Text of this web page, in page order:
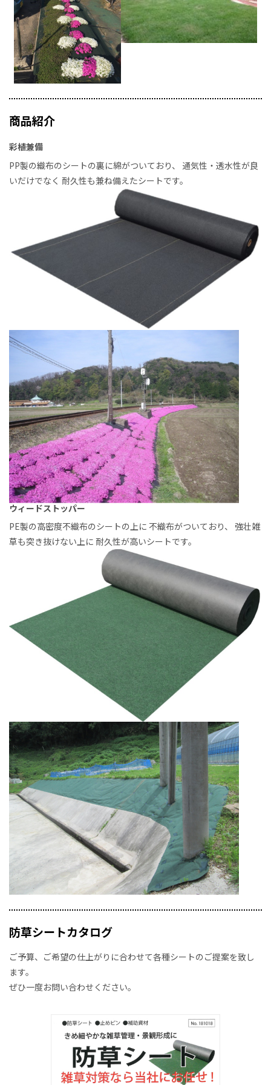
商品紹介
彩植兼備
PP製の織布のシートの裏に綿がついており、
通気性・透水性が良
いだけでなく 耐久性も兼ね備えたシートです。
ウィードストッパー
PE製の高密度不織布のシートの上に 不織布がついており、
強壮雑
草も突き抜けない上に 耐久性が高いシートです。
防草シートカタログ
ご予算、ご希望の仕上がりに合わせて各種シートのご提案を致し
ます。
ぜひ一度お問い合わせください。